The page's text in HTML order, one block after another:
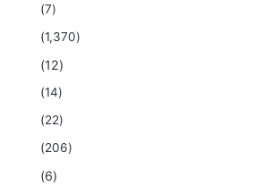
(7)
(1,370)
(12)
(14)
(22)
(206)
(6)